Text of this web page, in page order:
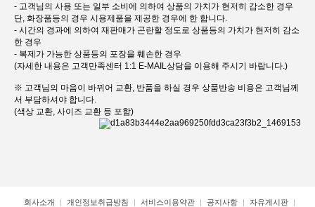
- 고객님의 사용 또는 일부 소비에 의하여 상품의 가치가 현저히 감소한 경우
단, 화장품등의 경우 시용제품을 제공한 경우에 한 합니다.
- 시간의 경과에 의하여 재판매가 곤란할 정도로 상품등의 가치가 현저히 감소
한 경우
- 복제가 가능한 상품등의 포장을 훼손한 경우
(자세한 내용은 고객만족센터 1:1 E-MAIL상담을 이용해 주시기 바랍니다.)
※ 고객님의 마음이 바뀌어 교환, 반품을 하실 경우 상품반송 비용은 고객님께
서 부담하셔야 합니다.
(색상 교환, 사이즈 교환 등 포함)
회사소개 개인정보취급방침 서비스이용약관 공지사항 자유게시판